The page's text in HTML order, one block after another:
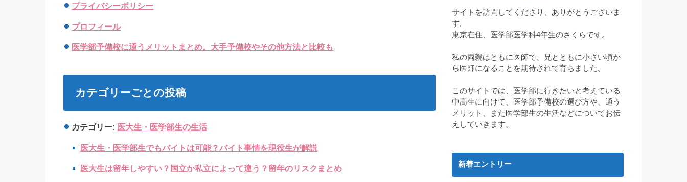
プライバシーポリシー
プロフィール
医学部予備校に通うメリットまとめ。大手予備校やその他方法と比較も
カテゴリーごとの投稿
カテゴリー: 医大生・医学部生の生活
医大生・医学部生でもバイトは可能？バイト事情を現役生が解説
医大生は留年しやすい？国立か私立によって違う？留年のリスクまとめ
サイトを訪問してくださり、ありがとうございま
す。
東京在住、医学部医学科4年生のさくらです。
私の両親はともに医師で、兄とともに小さい頃か
ら医師になることを期待されて育ちました。
このサイトでは、医学部に行きたいと考えている
中高生に向けて、医学部予備校の選び方や、通う
メリット、また医学部生の生活などについてお伝
えしていきます。
新着エントリー